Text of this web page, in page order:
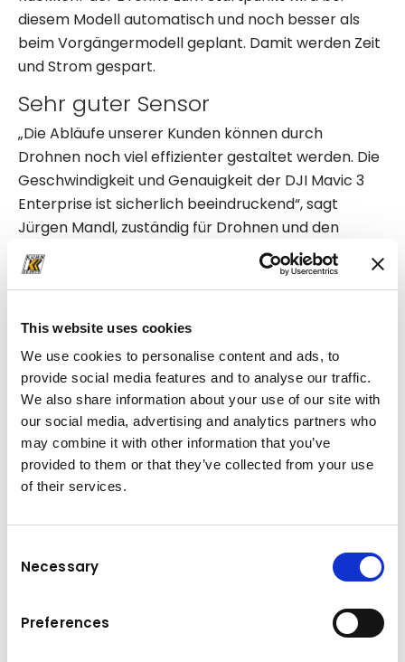
This website uses cookies
We use cookies to personalise content and ads, to
provide social media features and to analyse our traffic.
We also share information about your use of our site with
our social media, advertising and analytics partners who
may combine it with other information that you’ve
provided to them or that they’ve collected from your use
of their services.
Selection
Necessary
Preferences
diesem Modell automatisch und noch besser als
beim Vorgängermodell geplant. Damit werden Zeit
und Strom gespart.
Sehr guter Sensor
„Die Abläufe unserer Kunden können durch
Drohnen noch viel effizienter gestaltet werden. Die
Geschwindigkeit und Genauigkeit der DJI Mavic 3
Enterprise ist sicherlich beeindruckend“, sagt
Jürgen Mandl, zuständig für Drohnen und den
gesamten Bereich „
Smart Construction“ bei Kuhn.
So schafft man bei der Vermessung mittels Drohne
von zwei Zentimetern.
Erwähnte Produkte